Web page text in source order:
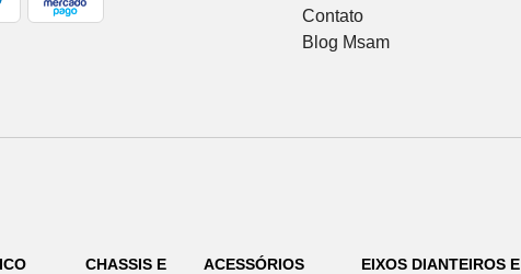
Contato
Blog Msam
CHASSIS E
ACESSÓRIOS
EIXOS DIANTEIROS E